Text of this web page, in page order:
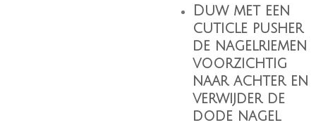
Duw met een
cuticle pusher
de nagelriemen
voorzichtig
naar achter en
verwijder de
dode nagel